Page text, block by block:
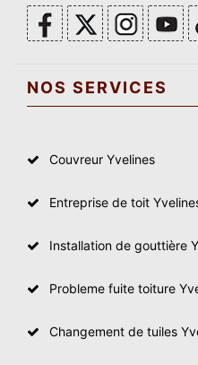
NOS SERVICES
Couvreur Yvelines
Entreprise de toit
Installation de gouttière
Probleme fuite toiture
Changement de tuiles